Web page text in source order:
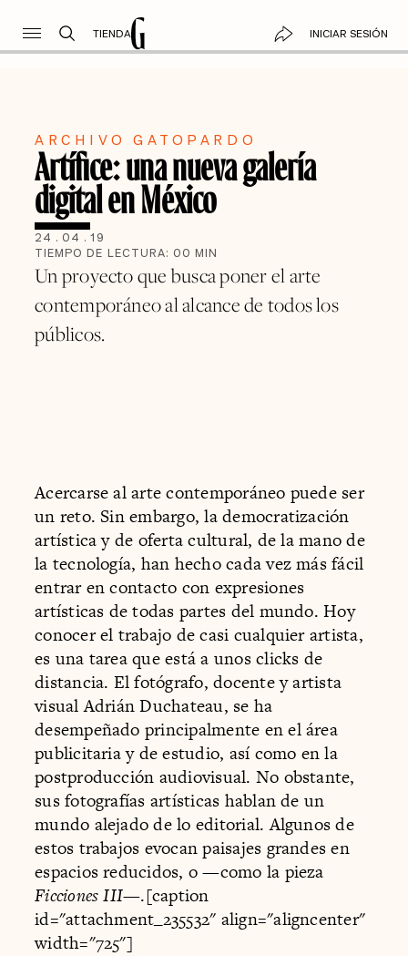
TIENDA INICIAR SESIÓN
ARCHIVO GATOPARDO
Artífice: una nueva galería
digital en México
24 . 04 . 19
TIEMPO DE LECTURA: 00 MIN
Un proyecto que busca poner el arte
contemporáneo al alcance de todos los
públicos.
Acercarse al arte contemporáneo puede ser
un reto. Sin embargo, la democratización
artística y de oferta cultural, de la mano de
la tecnología, han hecho cada vez más fácil
entrar en contacto con expresiones
artísticas de todas partes del mundo. Hoy
conocer el trabajo de casi cualquier artista,
es una tarea que está a unos clicks de
distancia. El fotógrafo, docente y artista
visual Adrián Duchateau, se ha
desempeñado principalmente en el área
publicitaria y de estudio, así como en la
postproducción audiovisual. No obstante,
sus fotografías artísticas hablan de un
mundo alejado de lo editorial. Algunos de
estos trabajos evocan paisajes grandes en
espacios reducidos, o —como la pieza
Ficciones III—.[caption
id="attachment_235532" align="aligncenter"
width="725"]